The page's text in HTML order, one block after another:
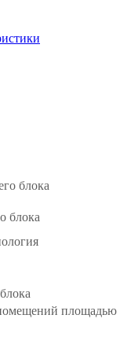
блока
блока
площадью